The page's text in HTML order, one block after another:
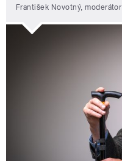
František Novotný, moderátor